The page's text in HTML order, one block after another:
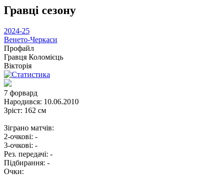
Гравці сезону
2024-25
Венето-Черкаси
Профайл
Гравця Коломієць
Вікторія
7 форвард
Народився: 10.06.2010
Зріст: 162 см
Зіграно матчів:
2-очкові: -
3-очкові: -
Рез. передачі: -
Підбирання: -
Очки: